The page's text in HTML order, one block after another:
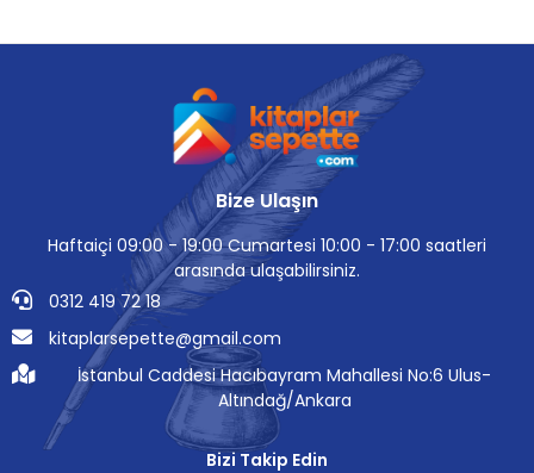
Bize Ulaşın
Haftaiçi 09:00 - 19:00 Cumartesi 10:00 - 17:00 saatleri
arasında ulaşabilirsiniz.
0312 419 72 18
kitaplarsepette@gmail.com
İstanbul Caddesi Hacıbayram Mahallesi No:6 Ulus-
Altındağ/Ankara
Bizi Takip Edin